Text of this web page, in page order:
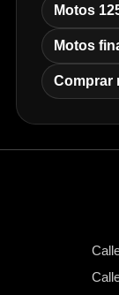
Motos
Motos
Comprar